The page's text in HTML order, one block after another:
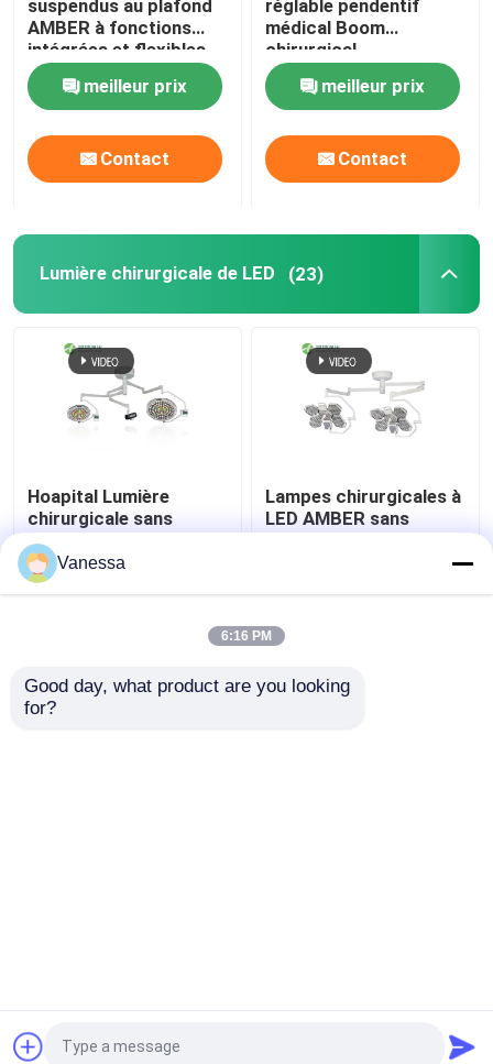
suspendus au plafond
AMBER à fonctions
intégrées et flexibles
meilleur prix
Contact
réglable pendentif
médical Boom
chirurgical
meilleur prix
Contact
Lumière chirurgicale de LED (23)
Hoapital Lumière
chirurgicale sans
ombre LED Lampes
chirurgicales Lampes
chirurgicales à vendre
meilleur prix
Lampes chirurgicales à
LED AMBER sans
meilleur prix
Purification Engineering Limited. All Rights
Vanessa
6:16 PM
Good day, what product are you looking
for?